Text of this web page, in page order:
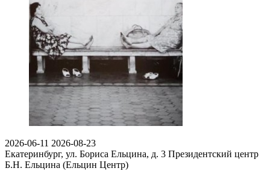
2026-06-11 2026-08-23
Екатеринбург, ул. Бориса Ельцина, д. 3 Президентский центр
Б.Н. Ельцина (Ельцин Центр)